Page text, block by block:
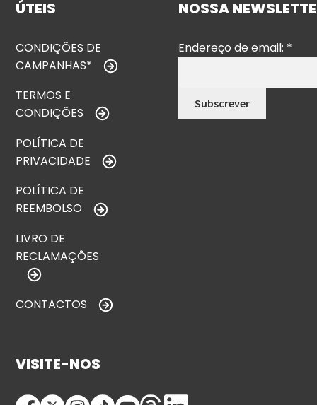
ÚTEIS
CONDIÇÕES DE
CAMPANHAS*
TERMOS E
CONDIÇÕES
POLÍTICA DE
PRIVACIDADE
POLÍTICA DE
REEMBOLSO
LIVRO DE
RECLAMAÇÕES
CONTACTOS
NOSSA
Endereço de email: *
VISITE-NOS